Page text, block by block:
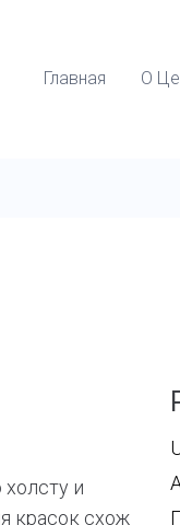
Главная О
и
красок схож